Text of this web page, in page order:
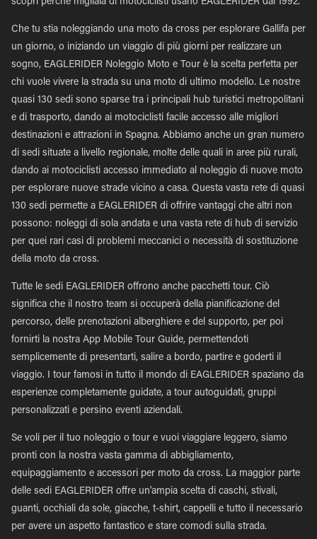
scopri perché migliaia di motociclisti usano EAGLERIDER dal 1992.
Che tu stia noleggiando una moto da cross per esplorare Gallifa per
un giorno, o iniziando un viaggio di più giorni per realizzare un
sogno, EAGLERIDER Noleggio Moto e Tour è la scelta perfetta per
chi vuole vivere la strada su una moto di ultimo modello. Le nostre
quasi 130 sedi sono sparse tra i principali hub turistici metropolitani
e di trasporto, dando ai motociclisti facile accesso alle migliori
destinazioni e attrazioni in Spagna. Abbiamo anche un gran numero
di sedi situate a livello regionale, molte delle quali in aree più rurali,
dando ai motociclisti accesso immediato al noleggio di nuove moto
per esplorare nuove strade vicino a casa. Questa vasta rete di quasi
130 sedi permette a EAGLERIDER di offrire vantaggi che altri non
possono: noleggi di sola andata e una vasta rete di hub di servizio
per quei rari casi di problemi meccanici o necessità di sostituzione
della moto da cross.
Tutte le sedi EAGLERIDER offrono anche pacchetti tour. Ciò
significa che il nostro team si occuperà della pianificazione del
percorso, delle prenotazioni alberghiere e del supporto, per poi
fornirti la nostra App Mobile Tour Guide, permettendoti
semplicemente di presentarti, salire a bordo, partire e goderti il
viaggio. I tour famosi in tutto il mondo di EAGLERIDER spaziano da
esperienze completamente guidate, a tour autoguidati, gruppi
personalizzati e persino eventi aziendali.
Se voli per il tuo noleggio o tour e vuoi viaggiare leggero, siamo
pronti con la nostra vasta gamma di abbigliamento,
equipaggiamento e accessori per moto da cross. La maggior parte
delle sedi EAGLERIDER offre un'ampia scelta di caschi, stivali,
guanti, occhiali da sole, giacche, t-shirt, cappelli e tutto il necessario
per avere un aspetto fantastico e stare comodi sulla strada.